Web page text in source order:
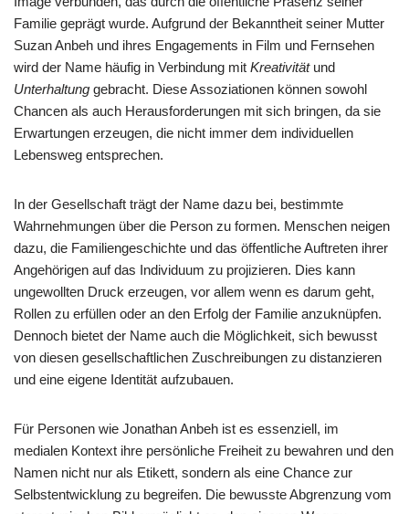
Familie geprägt wurde. Aufgrund der Bekanntheit seiner Mutter
Suzan Anbeh und ihres Engagements in Film und Fernsehen
wird der Name häufig in Verbindung mit Kreativitätund
Unterhaltung gebracht. Diese Assoziationen können sowohl
Chancen als auch Herausforderungen mit sich bringen, da sie
Erwartungen erzeugen, die nicht immer dem individuellen
Lebensweg entsprechen.
In der Gesellschaft trägt der Name dazu bei, bestimmte
Wahrnehmungen über die Person zu formen. Menschen neigen
dazu, die Familiengeschichte und das öffentliche Auftreten ihrer
Angehörigen auf das Individuum zu projizieren. Dies kann
ungewollten Druck erzeugen, vor allem wenn es darum geht,
Rollen zu erfüllen oder an den Erfolg der Familie anzuknüpfen.
Dennoch bietet der Name auch die Möglichkeit, sich bewusst
von diesen gesellschaftlichen Zuschreibungen zu distanzieren
und eine eigene Identität aufzubauen.
Für Personen wie Jonathan Anbeh ist es essenziell, im
medialen Kontext ihre persönliche Freiheit zu bewahren und den
Namen nicht nur als Etikett, sondern als eine Chance zur
Selbstentwicklung zu begreifen. Die bewusste Abgrenzung vom